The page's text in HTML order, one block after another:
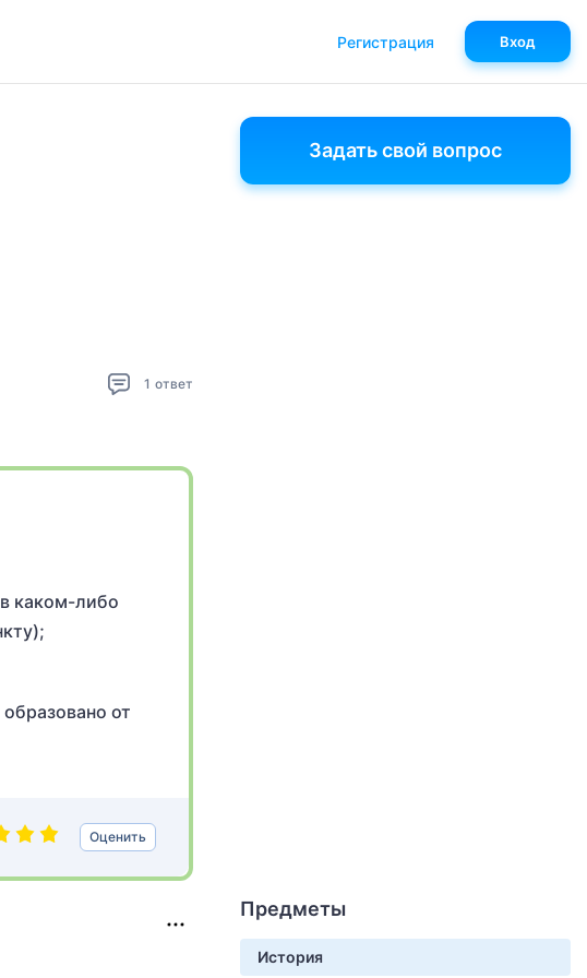
1 ответ
каком-либо
образовано от
Оценить
Задать свой вопрос
Предметы
История
Регистрация Вход